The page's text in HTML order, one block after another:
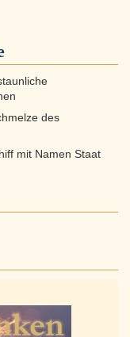
des
mit Namen Staat